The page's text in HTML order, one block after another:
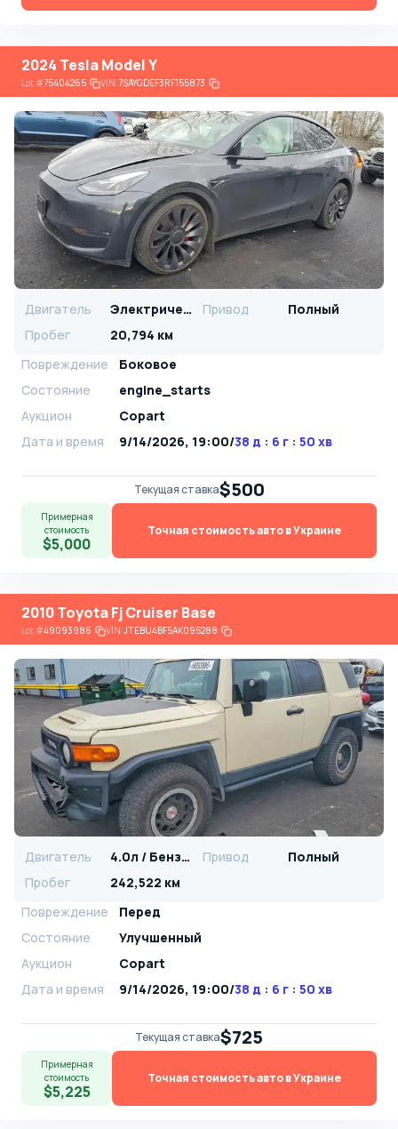
2024 Tesla Model Y
Lot#75404265 VIN:7SAYGDEF3RF155873
Двигатель Электрический Привод
Полный
Пробег
20,794 км
Повреждение
Боковое
Состояние
engine_starts
Аукцион
Copart
Дата и время
9/14/2026, 19:00/38 д : 6 г : 50 хв
Текущая ставка$500
Примерная
стоимость
$5,000
Точная стоимость авто в Украине
2010 Toyota Fj Cruiser Base
Lot#49093986 VIN:JTEBU4BF5AK095288
Двигатель 4.0л / Бензин Привод
Полный
Пробег
242,522 км
Повреждение
Перед
Состояние
Улучшенный
Аукцион
Copart
Дата и время
9/14/2026, 19:00/38 д : 6 г : 50 хв
Текущая ставка$725
Примерная
стоимость
$5,225
Точная стоимость авто в Украине